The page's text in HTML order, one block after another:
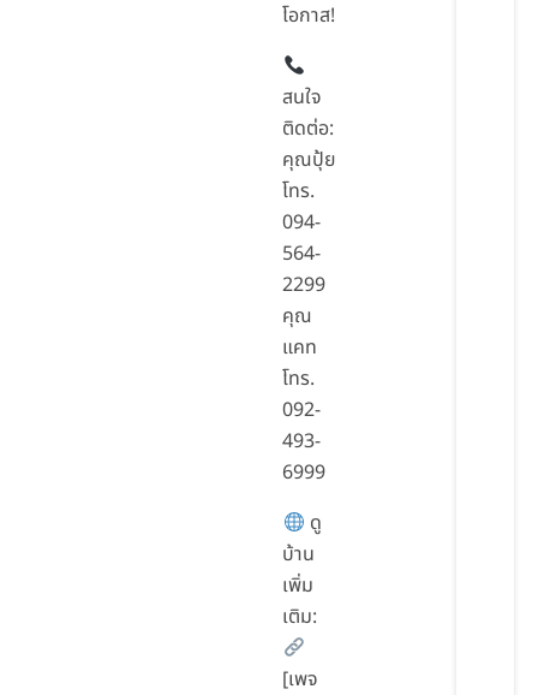
โอกาส!
สนใจ
ติดต่อ:
คุณปุ้ย
โทร.
094-
564-
2299
คุณ
แคท
โทร.
092-
493-
6999
ดู
บ้าน
เพิ่ม
เติม:
[เพจ